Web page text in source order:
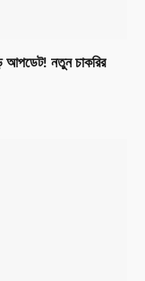
আপডেট! নতুন চাকরির